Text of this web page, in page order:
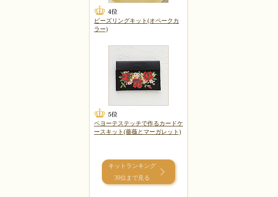
ビーズリングキット(オペークカ
ラー)
ペヨーテステッチで作るカードケ
ースキット(薔薇とマーガレット)
キットランキング
30位まで見る